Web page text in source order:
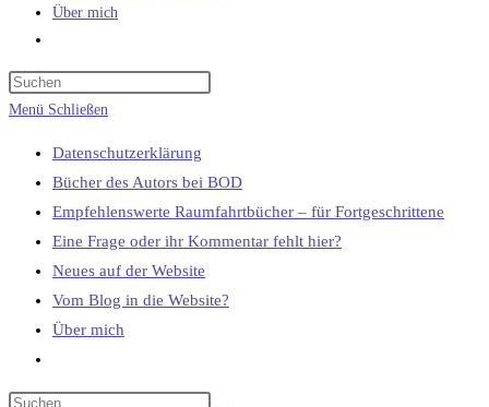
Über mich
umschalten
Menü Schließen
Datenschutzerklärung
Bücher des Autors bei BOD
Empfehlenswerte Raumfahrtbücher – für Fortgeschrittene
Eine Frage oder ihr Kommentar fehlt hier?
Neues auf der Website
Vom Blog in die Website?
Über mich